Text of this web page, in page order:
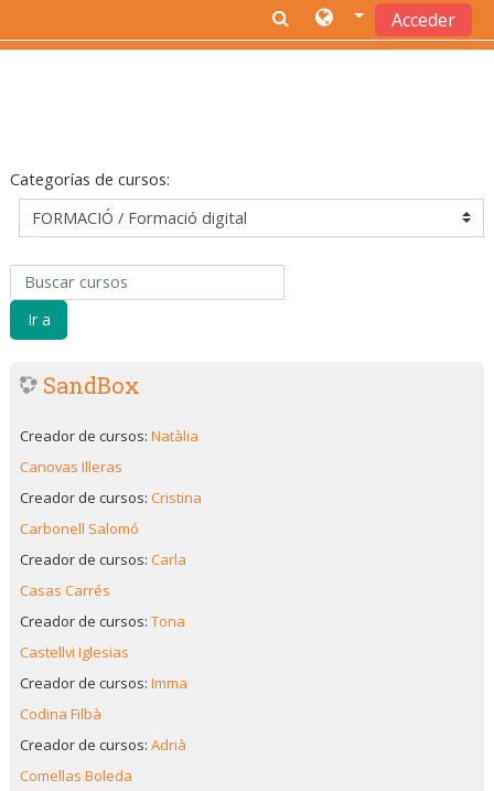
Acceder
Categorías de cursos:
Buscar cursos
Ir a
SandBox
Creador de cursos:Natàlia
Canovas Illeras
Creador de cursos:Cristina
Carbonell Salomó
Creador de cursos:Carla
Casas Carrés
Creador de cursos:Tona
Castellvi Iglesias
Creador de cursos:Imma
Codina Filbà
Creador de cursos:Adrià
Comellas Boleda